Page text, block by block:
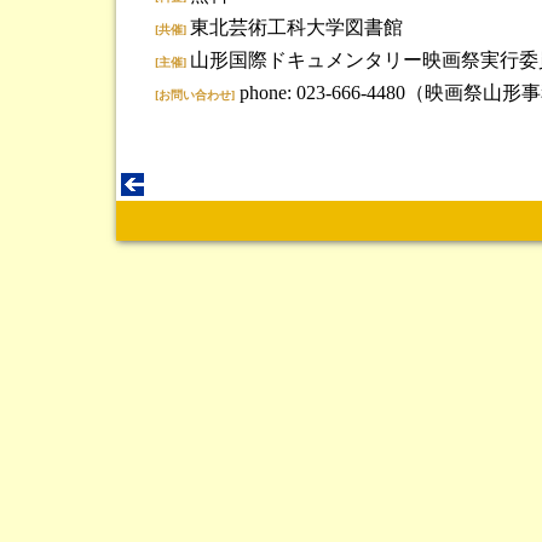
[共催] 東北芸術工科大学図書館
[主催] 山形国際ドキュメンタリー映画祭実行委
[お問い合わせ] phone: 023-666-4480（映画祭山形事